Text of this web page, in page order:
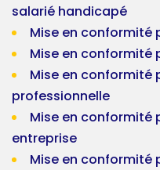
salarié handicapé
Mise en conformité
Mise en conformité
Mise en conformité
professionnelle
Mise en conformité
entreprise
Mise en conformité